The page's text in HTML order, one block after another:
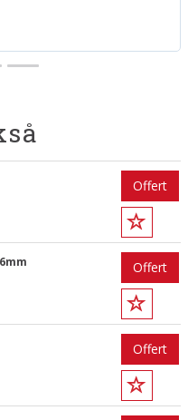
Offert
Offert
Offert